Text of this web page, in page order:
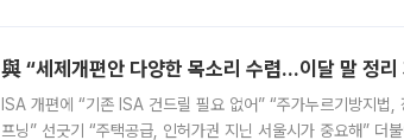
與 “세제개편안 다양한 목소리 수렴…이달 말 정리
ISA 개편에 “기존 ISA 건드릴 필요 없어” “주가누르기방지법,
프닝” 선긋기 “주택공급, 인허가권 지닌 서울시가 중요해” 더